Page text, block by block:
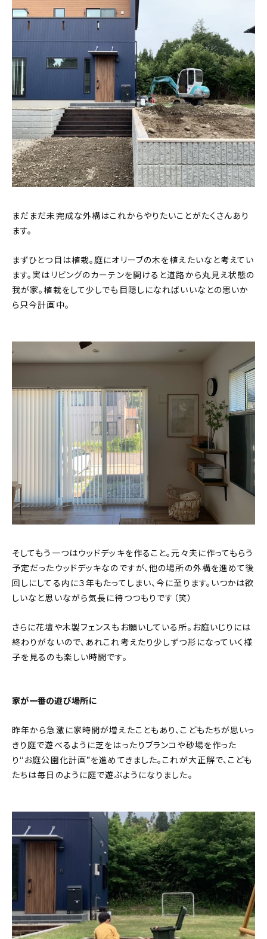
まだまだ未完成な外構はこれからやりたいことがたくさんあり
ます。
まずひとつ目は植栽。庭にオリーブの木を植えたいなと考えてい
ます。実はリビングのカーテンを開けると道路から丸見え状態の
我が家。植栽をして少しでも目隠しになればいいなとの思いか
ら只今計画中。
そしてもう一つはウッドデッキを作ること。元々夫に作ってもらう
予定だったウッドデッキなのですが、他の場所の外構を進めて後
回しにしてる内に３年もたってしまい、今に至ります。いつかは欲
しいなと思いながら気長に待つつもりです（笑）
さらに花壇や木製フェンスもお願いしている所。お庭いじりには
終わりがないので、あれこれ考えたり少しずつ形になっていく様
子を見るのも楽しい時間です。
家が一番の遊び場所に
昨年から急激に家時間が増えたこともあり、こどもたちが思いっ
きり庭で遊べるように芝をはったりブランコや砂場を作った
り“お庭公園化計画”を進めてきました。これが大正解で、こども
たちは毎日のように庭で遊ぶようになりました。